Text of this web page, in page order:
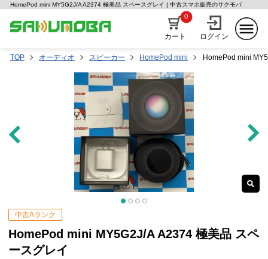
HomePod mini MY5G2J/A A2374 極美品 スペースグレイ | 中古スマホ販売のサクモバ
カート
0
ログイン
TOP オーディオ スピーカー HomePod mini HomePod mini
中古Aランク
HomePod mini MY5G2J/A A2374 極美品 スペ
ースグレイ